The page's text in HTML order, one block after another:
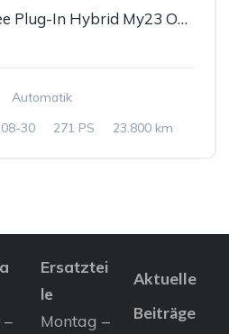
JEEP Grand Cherokee Plug-In Hybrid My23 Overland 2.0 PHEV 380 Ps
Automatik
30 271 PS 23.800 km
Ersatztei
le
Montag –
Aktuelle
Beiträge